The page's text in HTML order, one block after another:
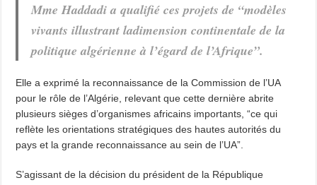
Mme Haddadi a qualifié ces projets de “modèles
vivants illustrant ladimension continentale de la
politique algérienne à l’égard de l’Afrique”.
Elle a exprimé la reconnaissance de la Commission de l’UA
pour le rôle de l’Algérie, relevant que cette dernière abrite
plusieurs sièges d’organismes africains importants, “ce qui
reflète les orientations stratégiques des hautes autorités du
pays et la grande reconnaissance au sein de l’UA”.
S’agissant de la décision du président de la République